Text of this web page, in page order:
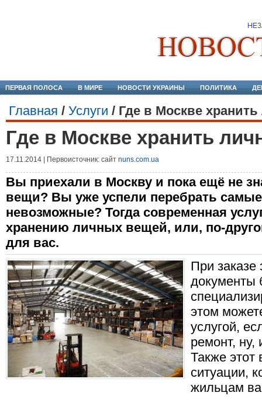
ПЕРВАЯ ПОЛОСА В МИРЕ НОВОСТИ УКРАИНЫ ПОЛИТИКА
Главная / Услуги / Где в Москве
Где в Москве хранить
17.11.2014 | Первоисточник: сайт nuns.com.ua
Вы приехали в Москву и пока ещё не
вещи? Вы уже успели перебрать
невозможные? Тогда современная
хранению личных вещей, или, по-
для вас.
При
документы
этом
услугой,
ремонт, ну,
Также этот
ситуации,
жильцам